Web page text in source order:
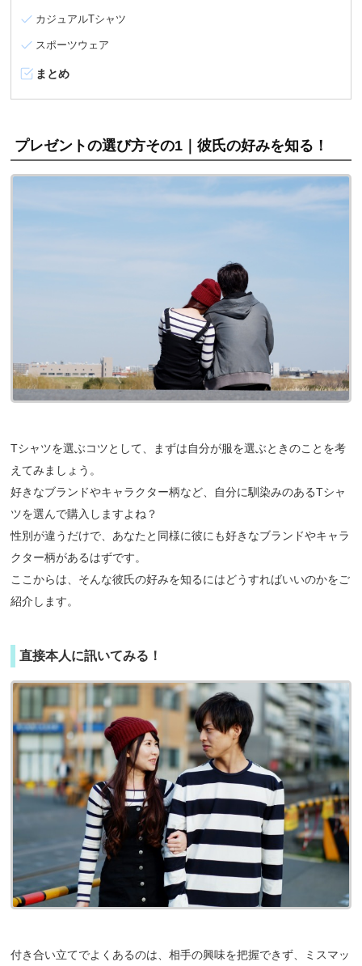
カジュアルTシャツ
スポーツウェア
まとめ
プレゼントの選び方その1｜彼氏の好みを知る！
Tシャツを選ぶコツとして、まずは自分が服を選ぶときのことを考
えてみましょう。
好きなブランドやキャラクター柄など、自分に馴染みのあるTシャ
ツを選んで購入しますよね？
性別が違うだけで、あなたと同様に彼にも好きなブランドやキャラ
クター柄があるはずです。
ここからは、そんな彼氏の好みを知るにはどうすればいいのかをご
紹介します。
直接本人に訊いてみる！
付き合い立てでよくあるのは、相手の興味を把握できず、ミスマッ